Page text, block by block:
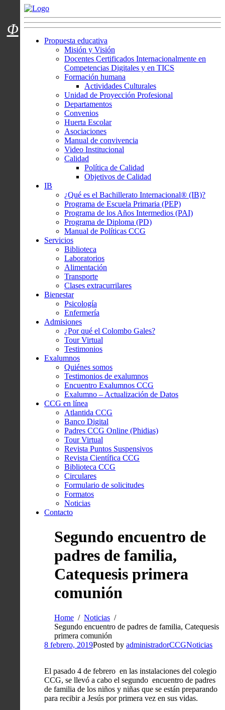
Menú usuarios
Propuesta educativa
Misión y Visión
Docentes Certificados Internacionalmente en
Competencias Digitales y en TICS
Formación humana
Actividades Culturales
Unidad de Proyección Profesional
Departamentos
Convenios
Huerta Escolar
Asociaciones
Manual de convivencia
Video Institucional
Calidad
Política de Calidad
Objetivos de Calidad
IB
¿Qué es el Bachillerato Internacional® (IB)?
Programa de Escuela Primaria (PEP)
Programa de los Años Intermedios (PAI)
Programa de Diploma (PD)
Manual de Políticas CCG
Servicios
Biblioteca
Laboratorios
Alimentación
Transporte
Clases extracurrilares
Bienestar
Psicología
Enfermería
Admisiones
¿Por qué el Colombo Gales?
Tour Virtual
Testimonios
Exalumnos
Quiénes somos
Testimonios de exalumnos
Encuentro Exalumnos CCG
Exalumno – Actualización de Datos
CCG en línea
Atlantida CCG
Banco Digital
Padres CCG Online (Phidias)
Tour Virtual
Revista Puntos Suspensivos
Revista Científica CCG
Biblioteca CCG
Circulares
Formulario de solicitudes
Formatos
Noticias
Contacto
Segundo encuentro de
padres de familia,
Catequesis primera
comunión
Home
Noticias
Segundo encuentro de padres de familia, Catequesis
primera comunión
8 febrero, 2019Posted by administradorCCGNoticias
El pasado 4 de febrero en las instalaciones del colegio
CCG, se llevó a cabo el segundo encuentro de padres
de familia de los niños y niñas que se están preparando
para recibir a Jesús por primera vez en sus vidas.
Φ